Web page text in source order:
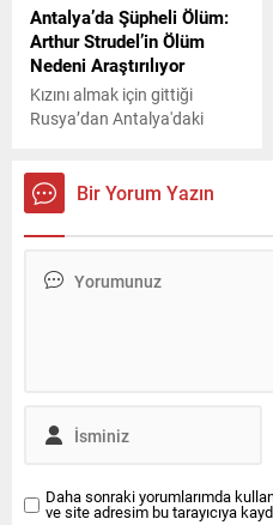
Antalya’da Şüpheli Ölüm:
Arthur Strudel’in Ölüm
Nedeni Araştırılıyor
Kızını almak için gittiği
Rusya’dan Antalya'daki
Strudel’in (46) cansız
bedeniyle karşılaştı. Ölümü
şüpheli bulunan Strudel’in
kaldırıldı.
Bir Yorum Yazın
Daha sonraki yorumlarımda
ve site adresim bu tarayıcıya